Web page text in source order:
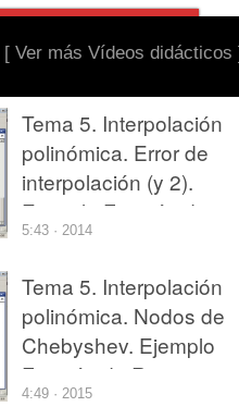
[ Ver más Vídeos didácticos
Tema 5. Interpolación
polinómica. Error de
interpolación (y 2).
Ejemplo Función de
Runge con nodos
5:43 · 2014
Tema 5. Interpolación
polinómica. Nodos de
Chebyshev. Ejemplo
Función de Runge con
nodos de Chebyshev.
4:49 · 2015